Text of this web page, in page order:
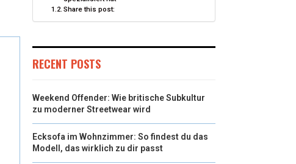
Share this post:
RECENT POSTS
Weekend Offender: Wie britische Subkultur
zu moderner Streetwear wird
Ecksofa im Wohnzimmer: So findest du das
Modell, das wirklich zu dir passt